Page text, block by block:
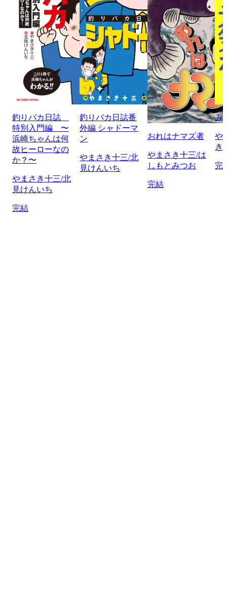
釣りバカ日誌
特別入門編 〜
浜崎ちゃんは何
故ヒーローなの
か？〜
やまさき十三/北
見けんいち
完結
釣りバカ日誌番
外編 シャドーマ
ン
やまさき十三/北
見けんいち
おれはナマズ者
やまさき十三/は
しもとみつお
完結
み
や
き
完